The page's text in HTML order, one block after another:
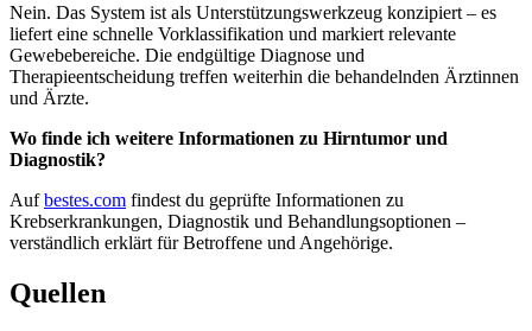
Nein. Das System ist als Unterstützungswerkzeug konzipiert – es
liefert eine schnelle Vorklassifikation und markiert relevante
Gewebebereiche. Die endgültige Diagnose und
Therapieentscheidung treffen weiterhin die behandelnden Ärztinnen
und Ärzte.
Wo finde ich weitere Informationen zu Hirntumor und
Diagnostik?
Aufbestes.com findest du geprüfte Informationen zu
Krebserkrankungen, Diagnostik und Behandlungsoptionen –
verständlich erklärt für Betroffene und Angehörige.
Quellen